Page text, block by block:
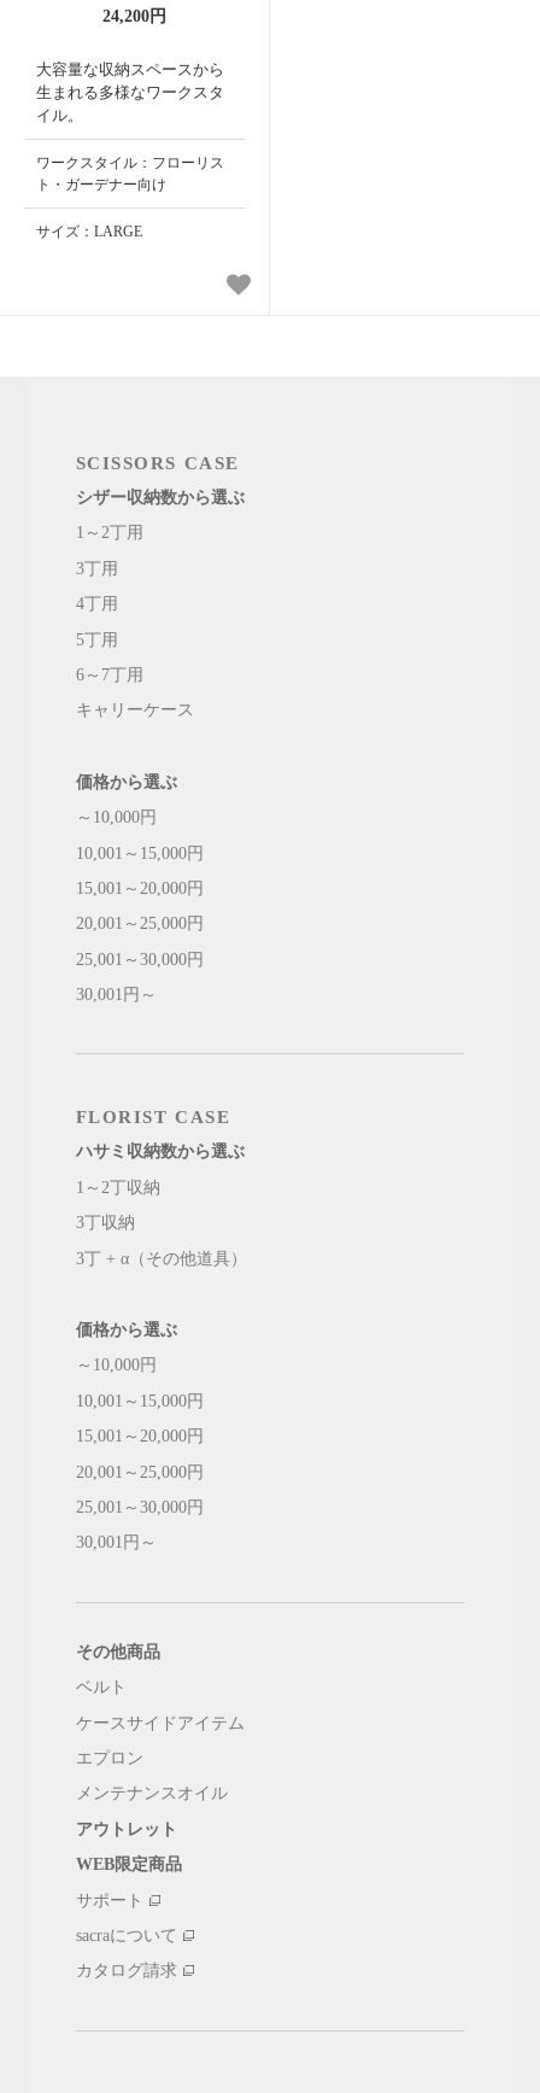
24,200円
大容量な収納スペースから
生まれる多様なワークスタ
イル。
ワークスタイル：フローリス
ト・ガーデナー向け
サイズ：LARGE
SCISSORS CASE
シザー収納数から選ぶ
1～2丁用
3丁用
4丁用
5丁用
6～7丁用
キャリーケース
価格から選ぶ
～10,000円
10,001～15,000円
15,001～20,000円
20,001～25,000円
25,001～30,000円
30,001円～
FLORIST CASE
ハサミ収納数から選ぶ
1～2丁収納
3丁収納
3丁 + α（その他道具）
価格から選ぶ
～10,000円
10,001～15,000円
15,001～20,000円
20,001～25,000円
25,001～30,000円
30,001円～
その他商品
ベルト
ケースサイドアイテム
エプロン
メンテナンスオイル
アウトレット
WEB限定商品
サポート
sacraについて
カタログ請求